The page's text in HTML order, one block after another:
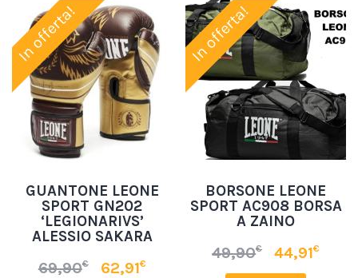
In offerta!
GUANTONE LEONE
SPORT GN202
‘LEGIONARIVS’
ALESSIO SAKARA
69,90€ 62,91€
In offerta!
BORSONE LEONE
SPORT AC908 BORSA
A ZAINO
49,90€ 44,91€